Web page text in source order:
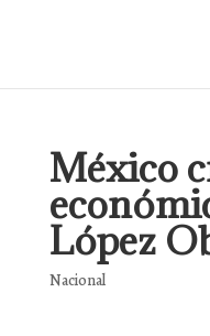
México
López
Nacional